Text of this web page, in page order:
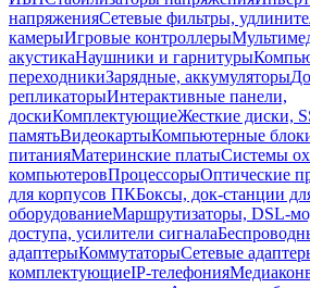
напряженияСетевые фильтры,
камерыИгровые контроллеры
акустикаНаушники и гарнитуры
переходникиЗарядные, аккумуляторы
репликаторыИнтерактивные панели,
доскиКомплектующиеЖесткие диски,
памятьВидеокартыКомпьютерные
питанияМатеринские платыСистемы
компьютеровПроцессорыОптические
для корпусов ПКБоксы, док-станции
оборудованиеМаршрутизаторы, DSL-
доступа, усилители сигнала
адаптерыКоммутаторыСетевые
комплектующиеIP-телефония